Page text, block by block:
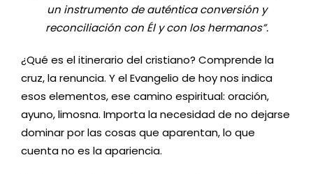
un instrumento de auténtica conversión y
reconciliación con Él y con los hermanos”.
¿Qué es el itinerario del cristiano? Comprende la
cruz, la renuncia. Y el Evangelio de hoy nos indica
esos elementos, ese camino espiritual: oración,
ayuno, limosna. Importa la necesidad de no dejarse
dominar por las cosas que aparentan, lo que
cuenta no es la apariencia.